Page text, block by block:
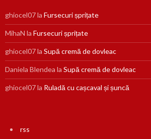
ghiocel07la Fursecuri șprițate
MihaN la Fursecuri șprițate
ghiocel07la Supă cremă de dovleac
Daniela Blendea la Supă cremă de dovleac
ghiocel07la Ruladă cu cașcaval și șuncă
rss